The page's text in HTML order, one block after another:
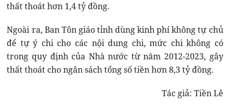
thất thoát hơn 1,4 tỷ đồng.
Ngoài ra, Ban Tôn giáo tỉnh dùng kinh phí không tự chủ
để tự ý chi cho các nội dung chi, mức chi không có
trong quy định của Nhà nước từ năm 2012-2023, gây
thất thoát cho ngân sách tổng số tiền hơn 8,3 tỷ đồng.
Tác giả: Tiền Lê